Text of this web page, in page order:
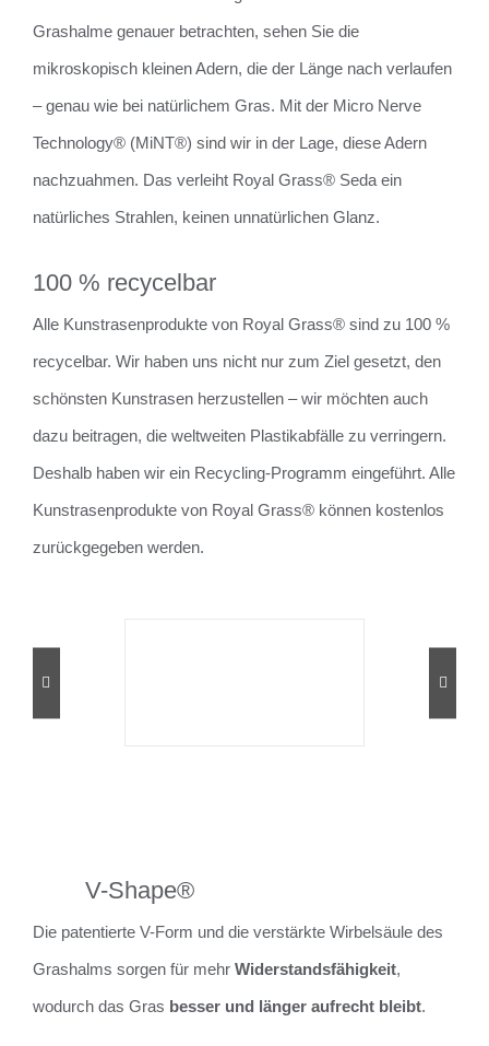
Grashalme genauer betrachten, sehen Sie die
mikroskopisch kleinen Adern, die der Länge nach verlaufen
– genau wie bei natürlichem Gras. Mit der Micro Nerve
Technology® (MiNT®) sind wir in der Lage, diese Adern
nachzuahmen. Das verleiht Royal Grass® Seda ein
natürliches Strahlen, keinen unnatürlichen Glanz.
100 % recycelbar
Alle Kunstrasenprodukte von Royal Grass® sind zu 100 %
recycelbar. Wir haben uns nicht nur zum Ziel gesetzt, den
schönsten Kunstrasen herzustellen – wir möchten auch
dazu beitragen, die weltweiten Plastikabfälle zu verringern.
Deshalb haben wir ein Recycling-Programm eingeführt. Alle
Kunstrasenprodukte von Royal Grass® können kostenlos
zurückgegeben werden.
V-Shape®
Die patentierte V-Form und die verstärkte Wirbelsäule des
Grashalms sorgen für mehr Widerstandsfähigkeit,
wodurch das Gras besser und länger aufrecht bleibt.